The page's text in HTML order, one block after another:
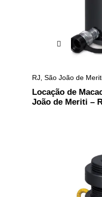
RJ São João de
Locação de
João de Meriti –